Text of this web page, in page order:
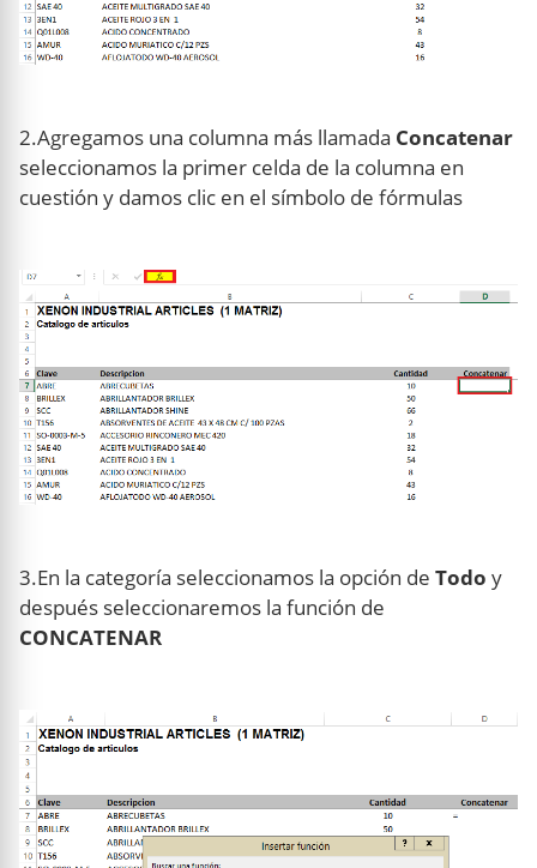
2.Agregamos una columna más llamada Concatenar
seleccionamos la primer celda de la columna en
cuestión y damos clic en el símbolo de fórmulas
3.En la categoría seleccionamos la opción de Todo y
después seleccionaremos la función de
CONCATENAR